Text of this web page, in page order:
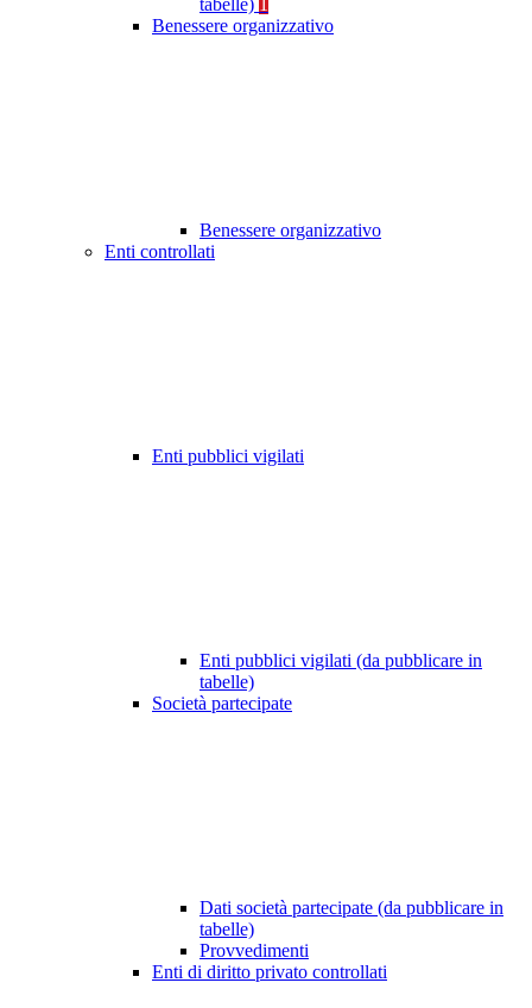
tabelle)
Benessere organizzativo
Benessere organizzativo
Enti controllati
Enti pubblici vigilati
Enti pubblici vigilati (da pubblicare in
tabelle)
Società partecipate
Dati società partecipate (da pubblicare in
tabelle)
Provvedimenti
Enti di diritto privato controllati